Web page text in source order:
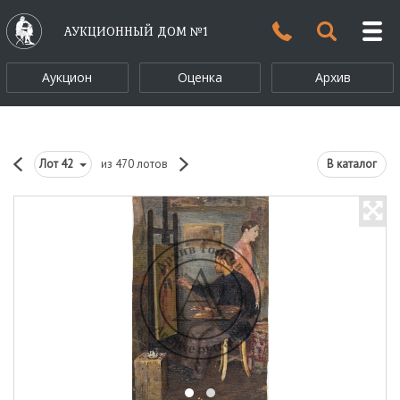
АУКЦИОННЫЙ ДОМ №1
Аукцион Оценка Архив
Лот42 из 470 лотов В каталог